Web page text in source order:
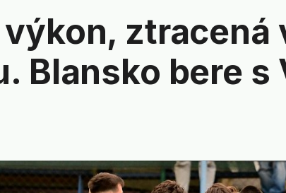
ztracená
Blansko bere